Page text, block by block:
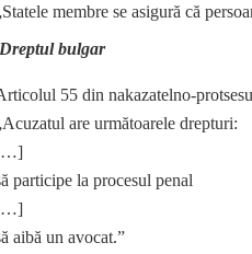
membre se asigură că
Dreptul bulgar
55 din
are următoarele drepturi:
participe la procesul penal
aibă un avocat.”